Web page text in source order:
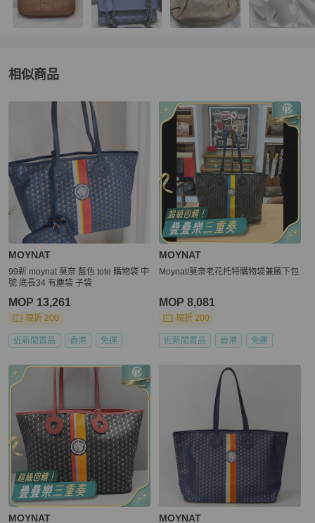
相似商品
更多相似MOYNAT女包推薦精品
MOYNAT
99新 moynat 莫奈 藍色 tote 購物袋 中
號 底長34 有塵袋 子袋
MOP 13,261
現折 200
近新閒置品 香港 免運
MOYNAT
Moynat/莫奈老花托特購物袋兼腋下包
MOP 8,081
現折 200
近新閒置品 香港 免運
MOYNAT MOYNAT